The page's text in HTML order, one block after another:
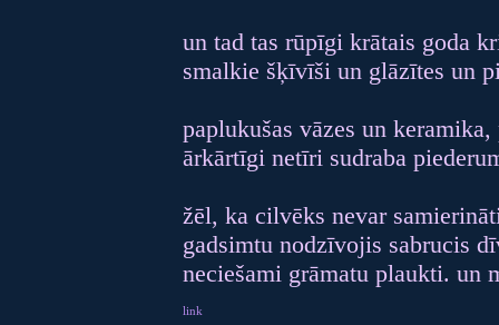
un tad tas rūpīgi krātais goda
smalkie šķīvīši un glāzītes un
paplukušas vāzes un
ārkārtīgi netīri sudraba
žēl, ka cilvēks nevar
gadsimtu nodzīvojis sabrucis
neciešami grāmatu plaukti. un
link